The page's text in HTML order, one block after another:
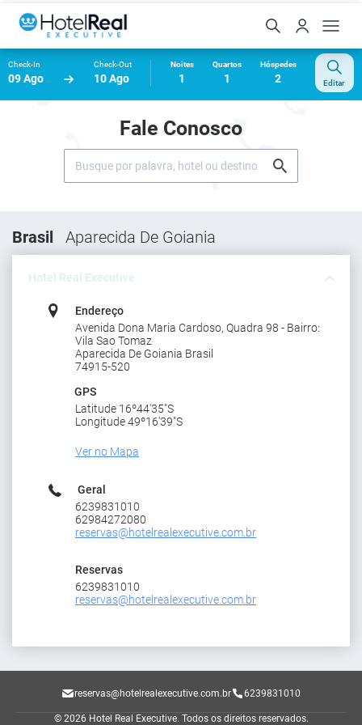
Check-In
09 Ago
Check-Out
10 Ago
Noites
1
Quartos
1
Hóspedes
2 Editar
Fale Conosco
Brasil Aparecida De Goiania
Hotel Real Executive
Endereço
Avenida Dona Maria Cardoso, Quadra 98 - Bairro:
Vila Sao Tomaz
Aparecida De Goiania Brasil
74915-520
GPS
Latitude 16º44'35"S
Longitude 49º16'39"S
Ver no Mapa
Geral
6239831010
62984272080
reservas@hotelrealexecutive.com.br
Reservas
6239831010
reservas@hotelrealexecutive.com.br
reservas@hotelrealexecutive.com.br 6239831010
© 2026 Hotel Real Executive. Todos os direitos reservados.